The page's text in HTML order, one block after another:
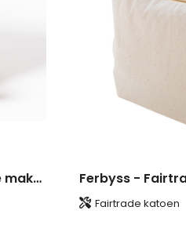
Ferbyss Plus - Fairtrade make-up tas
Fairtrade katoen